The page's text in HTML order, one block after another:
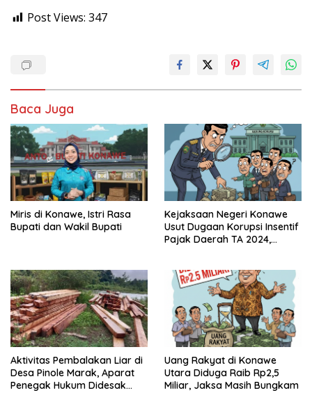
Post Views: 347
Baca Juga
Miris di Konawe, Istri Rasa
Bupati dan Wakil Bupati
Kejaksaan Negeri Konawe
Usut Dugaan Korupsi Insentif
Pajak Daerah TA 2024,
Aktivitas Pembalakan Liar di
Desa Pinole Marak, Aparat
Penegak Hukum Didesak
Uang Rakyat di Konawe
Utara Diduga Raib Rp2,5
Miliar, Jaksa Masih Bungkam